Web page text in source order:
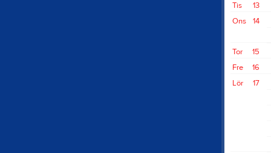
13
Tis
14
Ons
15
Tor
16
Fre
17
Lör